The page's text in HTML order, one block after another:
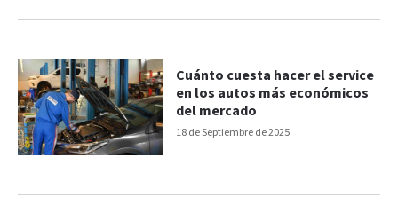
18 de Septiembre de 2025
Cuánto cuesta hacer el service
en los autos más económicos
del mercado